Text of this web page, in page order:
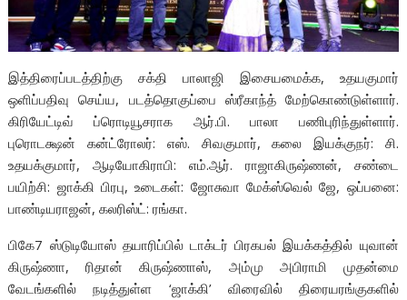
இத்திரைப்படத்திற்கு சக்தி பாலாஜி இசையமைக்க, உதயகுமார்
ஒளிப்பதிவு செய்ய, படத்தொகுப்பை ஸ்ரீகாந்த் மேற்கொண்டுள்ளார்.
கிரியேட்டிவ் ப்ரொடியூசராக ஆர்.பி. பாலா பணிபுரிந்துள்ளார்.
புரொடக்ஷன் கன்ட்ரோலர்: எஸ். சிவகுமார், கலை இயக்குநர்: சி.
உதயக்குமார், ஆடியோகிராபி: எம்.ஆர். ராஜாகிருஷ்ணன், சண்டை
பயிற்சி: ஜாக்கி பிரபு, உடைகள்: ஜோசுவா மேக்ஸ்வெல் ஜே, ஒப்பனை:
பாண்டியராஜன், கலரிஸ்ட்: ரங்கா.
பிகே7 ஸ்டுடியோஸ் தயாரிப்பில் டாக்டர் பிரகபல் இயக்கத்தில் யுவான்
கிருஷ்ணா, ரிதான் கிருஷ்ணாஸ், அம்மு அபிராமி முதன்மை
வேடங்களில் நடித்துள்ள ‘ஜாக்கி’ விரைவில் திரையரங்குகளில்